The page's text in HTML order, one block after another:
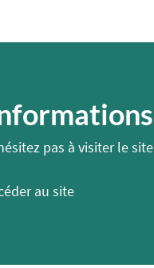
pas à visiter le
au site